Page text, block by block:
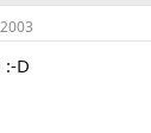
:-D